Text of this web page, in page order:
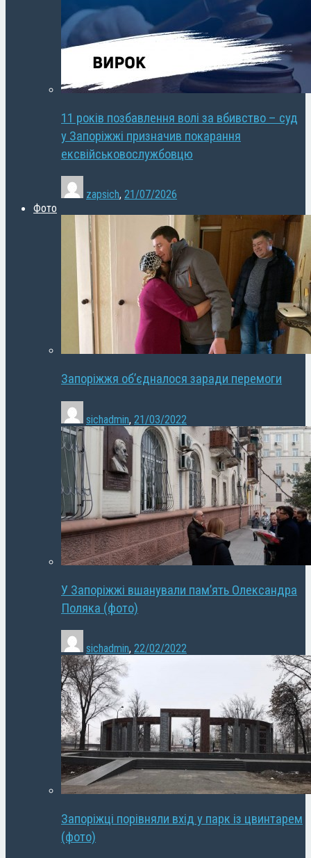
11 років позбавлення волі за вбивство – суд
у Запоріжжі призначив покарання
ексвійськовослужбовцю
zapsich, 21/07/2026
Фото
Запоріжжя об’єдналося заради перемоги
sichadmin, 21/03/2022
У Запоріжжі вшанували пам’ять Олександра
Поляка (фото)
sichadmin, 22/02/2022
Запоріжці порівняли вхід у парк із цвинтарем
(фото)